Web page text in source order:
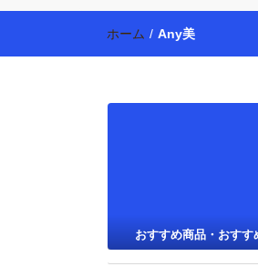
育・美容健康アイテム探
ホーム / Any美
おすすめ商品・おすす